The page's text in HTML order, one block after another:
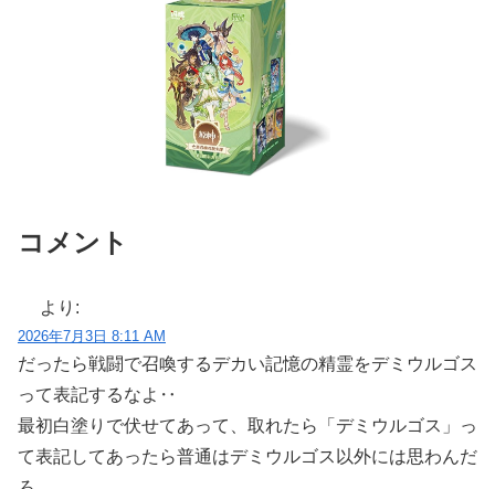
コメント
より:
2026年7月3日 8:11 AM
だったら戦闘で召喚するデカい記憶の精霊をデミウルゴス
って表記するなよ‥
最初白塗りで伏せてあって、取れたら「デミウルゴス」っ
て表記してあったら普通はデミウルゴス以外には思わんだ